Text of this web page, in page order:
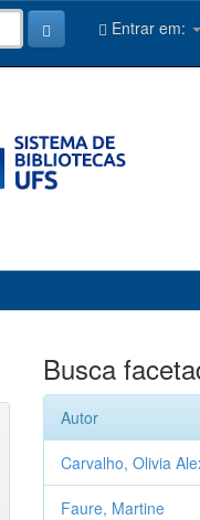
Entrar em:
Busca
Autor
Carvalho, Olivia
Faure, Martine